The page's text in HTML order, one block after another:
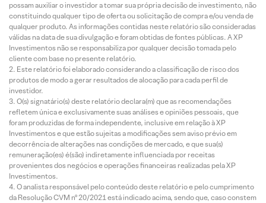
possam auxiliar o investidor a tomar sua própria decisão de investimento, não
constituindo qualquer tipo de oferta ou solicitação de compra e/ou venda de
qualquer produto. As informações contidas neste relatório são consideradas
válidas na data de sua divulgação e foram obtidas de fontes públicas. A XP
Investimentos não se responsabiliza por qualquer decisão tomada pelo
cliente com base no presente relatório.
Este relatório foi elaborado considerando a classificação de risco dos
produtos de modo a gerar resultados de alocação para cada perfil de
investidor.
O(s) signatário(s) deste relatório declara(m) que as recomendações
refletem única e exclusivamente suas análises e opiniões pessoais, que
foram produzidas de forma independente, inclusive em relação à XP
Investimentos e que estão sujeitas a modificações sem aviso prévio em
decorrência de alterações nas condições de mercado, e que sua(s)
remuneração(es) é(são) indiretamente influenciada por receitas
provenientes dos negócios e operações financeiras realizadas pela XP
Investimentos.
O analista responsável pelo conteúdo deste relatório e pelo cumprimento
da Resolução CVM nº 20/2021 está indicado acima, sendo que, caso constem